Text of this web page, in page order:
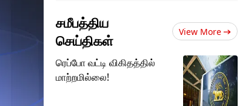
சமீபத்திய
செய்திகள்
View More
ரெப்போ வட்டி விகிதத்தில்
மாற்றமில்லை!